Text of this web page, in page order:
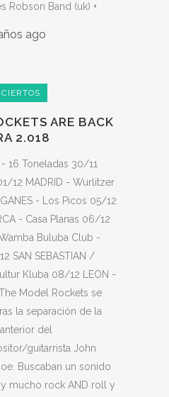
Robson Band (uk) +
ago
ARE BACK
2.018
- 16 Toneladas 30/11
12 MADRID - Wurlitzer
- Los Picos 05/12
- Casa Planas 06/12
Buluba Club -
SAN SEBASTIAN /
Kluba 08/12 LEON -
Model Rockets se
la separación de la
del
guitarrista John
Buscaban un sonido
mucho rock AND roll y